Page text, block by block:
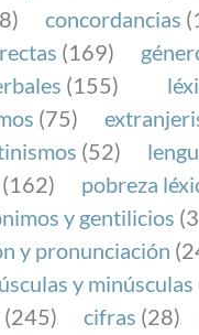
es una fundación
Española,
español en los
concordancias
(169)
(155)
(75)
(52)
(162) pobreza
y gentilicios
y pronunciación
y minúsculas
(245) cifras (28)